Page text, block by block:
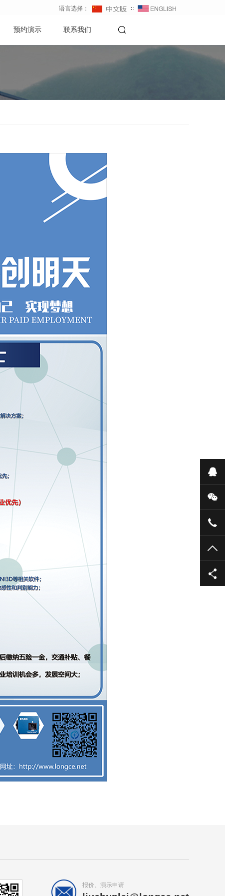
语言选择： ∷
预约演示 联系我们
报价、演示申请
在
微